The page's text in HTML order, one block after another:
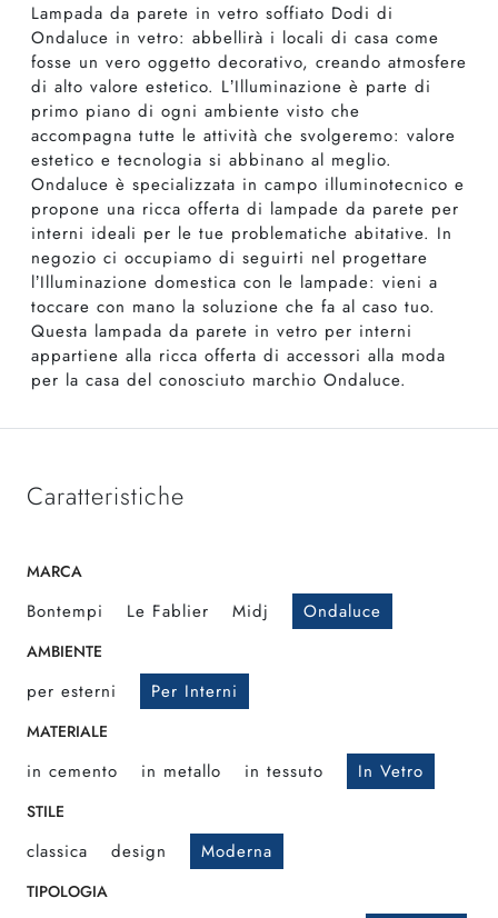
Lampada da parete in vetro soffiato Dodi di
Ondaluce in vetro: abbellirà i locali di casa come
fosse un vero oggetto decorativo, creando atmosfere
di alto valore estetico. L’Illuminazione è parte di
primo piano di ogni ambiente visto che
accompagna tutte le attività che svolgeremo: valore
estetico e tecnologia si abbinano al meglio.
Ondaluce è specializzata in campo illuminotecnico e
propone una ricca offerta di lampade da parete per
interni ideali per le tue problematiche abitative. In
negozio ci occupiamo di seguirti nel progettare
l’Illuminazione domestica con le lampade: vieni a
toccare con mano la soluzione che fa al caso tuo.
Questa lampada da parete in vetro per interni
appartiene alla ricca offerta di accessori alla moda
per la casa del conosciuto marchio Ondaluce.
Caratteristiche
MARCA
Bontempi Le Fablier Midj Ondaluce
AMBIENTE
per esterni Per Interni
MATERIALE
in cemento in metallo in tessuto In Vetro
STILE
classica design Moderna
TIPOLOGIA